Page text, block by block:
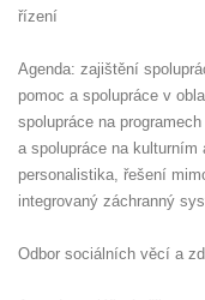
řízení
Agenda: zajištění
pomoc a spolupráce v
spolupráce na
a spolupráce na kulturním
personalistika, řešení
integrovaný záchranný
Odbor sociálních věcí a